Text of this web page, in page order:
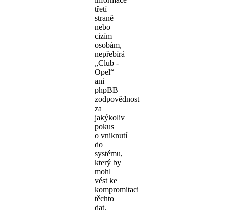
třetí
straně
nebo
cizím
osobám,
nepřebírá
„Club -
Opel“
ani
phpBB
zodpovědnost
za
jakýkoliv
pokus
o vniknutí
do
systému,
který by
mohl
vést ke
kompromitaci
těchto
dat.